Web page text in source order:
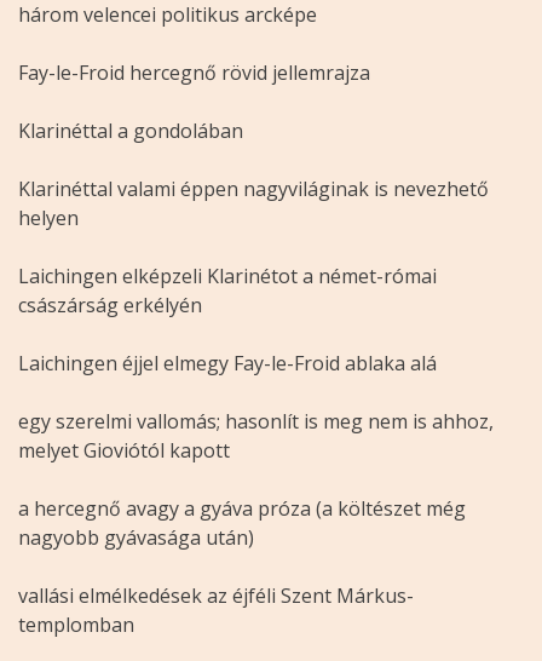
három velencei politikus arcképe
Fay-le-Froid hercegnő rövid jellemrajza
Klarinéttal a gondolában
Klarinéttal valami éppen nagyviláginak is nevezhető
helyen
Laichingen elképzeli Klarinétot a német-római
császárság erkélyén
Laichingen éjjel elmegy Fay-le-Froid ablaka alá
egy szerelmi vallomás; hasonlít is meg nem is ahhoz,
melyet Gioviótól kapott
a hercegnő avagy a gyáva próza (a költészet még
nagyobb gyávasága után)
vallási elmélkedések az éjféli Szent Márkus-
templomban